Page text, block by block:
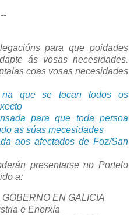
--
para que poidades
ás vosas necesidades.
coas vosas necesidades
na que se tocan todos os
para que toda persoa
as súas mecesidades
aos afectados de Foz/San
presentarse no Portelo
a:
EN GALICIA
e Enerxía